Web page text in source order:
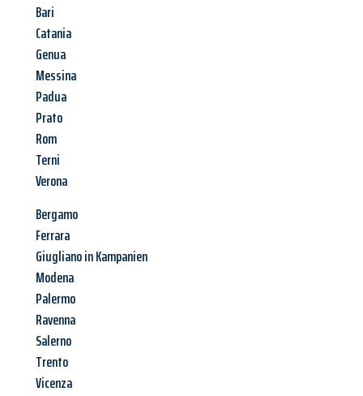
Bari
Catania
Genua
Messina
Padua
Prato
Rom
Terni
Verona
Bergamo
Ferrara
Giugliano in Kampanien
Modena
Palermo
Ravenna
Salerno
Trento
Vicenza